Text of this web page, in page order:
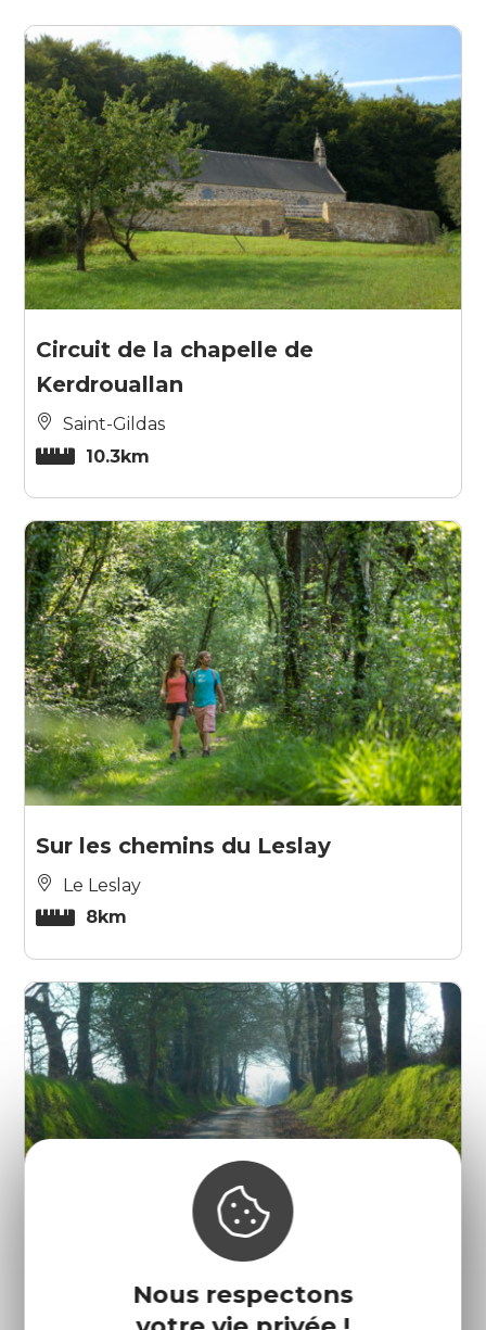
Nous respectons
Circuit de la chapelle de
Kerdrouallan
Saint-Gildas
10.3km
Sur les chemins du Leslay
Le Leslay
8km
Cîme de Kerchouan